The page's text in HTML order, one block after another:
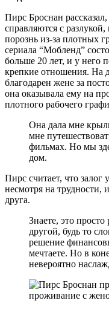
Пирс Броснан
справляются с
порознь из-за плотных
сериала “Мобленд”
больше 20 лет, и у него
крепкие отношения. На
благодарен жене за
она оказывала ему на
плотного рабочего
Она дала мне
мне
фильмах. Но мы
дом.
Пирс считает, что
несмотря на трудности,
друга.
Знаете, это
другой, будь то
решение
мечтаете. Но в
невероятно